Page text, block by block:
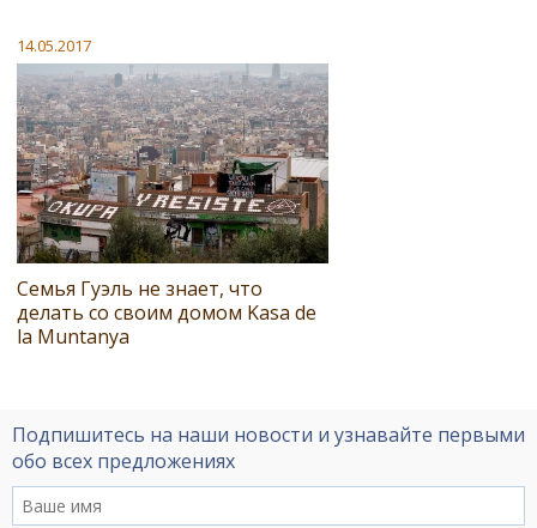
14.05.2017
Семья Гуэль не знает, что
делать со своим домом Kasa de
la Muntanya
Подпишитесь на наши новости и узнавайте первыми
обо всех предложениях